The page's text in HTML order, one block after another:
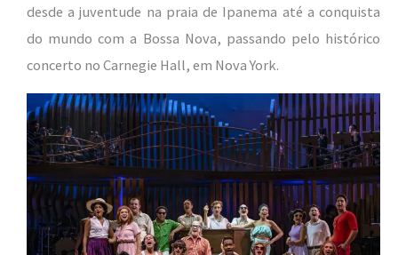
desde a juventude na praia de Ipanema até a conquista
do mundo com a Bossa Nova, passando pelo histórico
concerto no Carnegie Hall, em Nova York.